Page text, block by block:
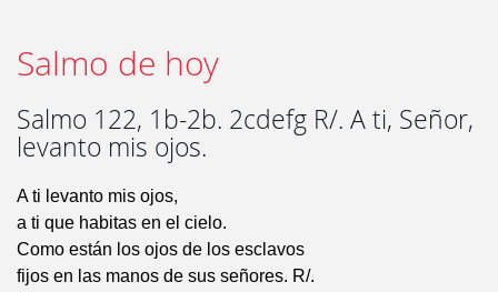
Salmo de hoy
Salmo 122, 1b-2b. 2cdefg R/. A ti, Señor,
levanto mis ojos.
A ti levanto mis ojos,
a ti que habitas en el cielo.
Como están los ojos de los esclavos
fijos en las manos de sus señores. R/.